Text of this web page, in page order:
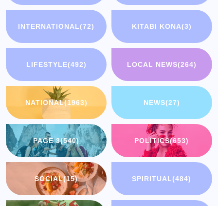
INTERNATIONAL(72) KITABI KONA(3)
LIFESTYLE(492) LOCAL NEWS(264)
NATIONAL(1963) NEWS(27)
PAGE 3(540) POLITICS(653)
SOCIAL(15) SPIRITUAL(484)